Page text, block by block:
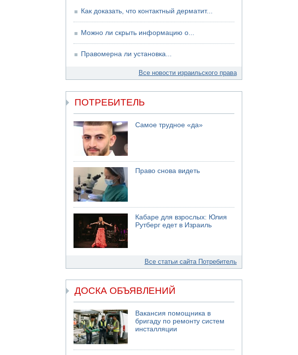
Как доказать, что контактный дерматит...
Можно ли скрыть информацию о...
Правомерна ли установка...
Все новости израильского права
ПОТРЕБИТЕЛЬ
Самое трудное «да»
Право снова видеть
Кабаре для взрослых: Юлия
Рутберг едет в Израиль
Все статьи сайта Потребитель
ДОСКА ОБЪЯВЛЕНИЙ
Вакансия помощника в
бригаду по ремонту систем
инсталляции